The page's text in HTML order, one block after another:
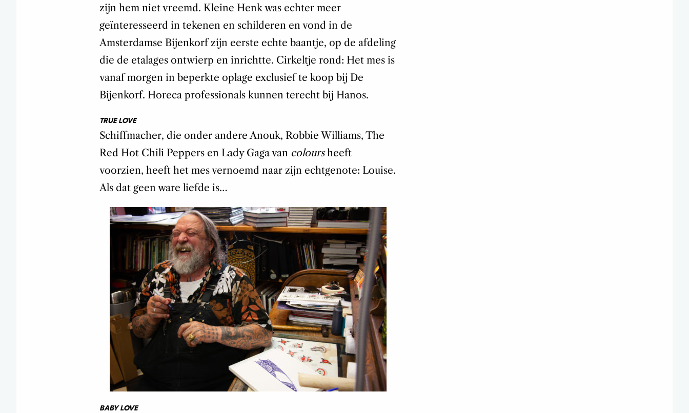
zijn hem niet vreemd. Kleine Henk was echter meer
geïnteresseerd in tekenen en schilderen en vond in de
Amsterdamse Bijenkorf zijn eerste echte baantje, op de afdeling
die de etalages ontwierp en inrichtte. Cirkeltje rond: Het mes is
vanaf morgen in beperkte oplage exclusief te koop bij De
Bijenkorf. Horeca professionals kunnen terecht bij Hanos.
TRUE LOVE
Schiffmacher, die onder andere Anouk, Robbie Williams, The
Red Hot Chili Peppers en Lady Gaga van coloursheeft
voorzien, heeft het mes vernoemd naar zijn echtgenote: Louise.
Als dat geen ware liefde is…
BABY LOVE